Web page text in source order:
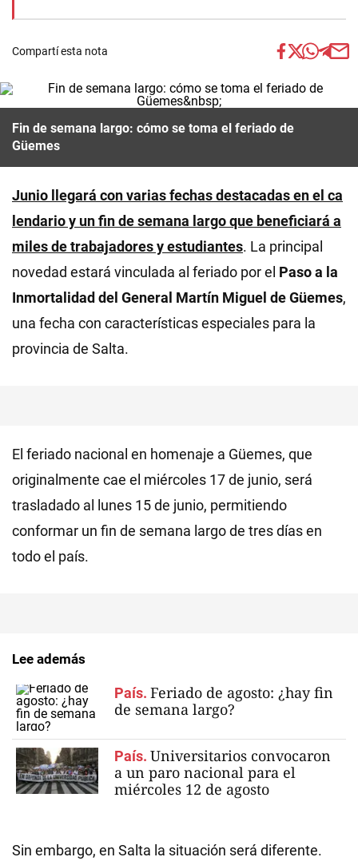
Compartí esta nota
Fin de semana largo: cómo se toma el feriado de
Güemes
Junio llegará con varias fechas destacadas en el ca
lendario y un fin de semana largo que beneficiará a
miles de trabajadores y estudiantes. La principal
novedad estará vinculada al feriado por el Paso a la
Inmortalidad del General Martín Miguel de Güemes,
una fecha con características especiales para la
provincia de Salta.
El feriado nacional en homenaje a Güemes, que
originalmente cae el miércoles 17 de junio, será
trasladado al lunes 15 de junio, permitiendo
conformar un fin de semana largo de tres días en
todo el país.
Lee además
País. Feriado de agosto: ¿hay fin
de semana largo?
País. Universitarios convocaron
a un paro nacional para el
miércoles 12 de agosto
Sin embargo, en Salta la situación será diferente.